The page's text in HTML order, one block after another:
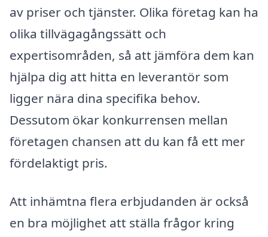
av priser och tjänster. Olika företag kan ha
olika tillvägagångssätt och
expertisområden, så att jämföra dem kan
hjälpa dig att hitta en leverantör som
ligger nära dina specifika behov.
Dessutom ökar konkurrensen mellan
företagen chansen att du kan få ett mer
fördelaktigt pris.
Att inhämtna flera erbjudanden är också
en bra möjlighet att ställa frågor kring